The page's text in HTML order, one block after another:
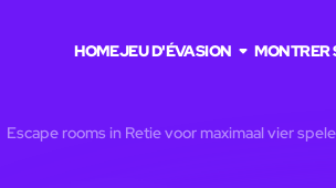
HOMEJEU D'ÉVASION MONTRER
Escape rooms in Retie voor maximaal vier